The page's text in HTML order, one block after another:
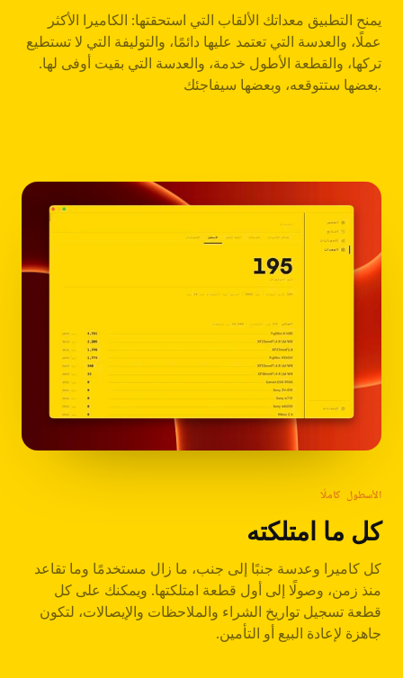
يمنح التطبيق معداتك الألقاب التي استحقتها: الكاميرا الأكثر
عملًا، والعدسة التي تعتمد عليها دائمًا، والتوليفة التي لا تستطيع
تركها، والقطعة الأطول خدمة، والعدسة التي بقيت أوفى لها.
الأسطول كاملًا
كل ما امتلكته
كل كاميرا وعدسة جنبًا إلى جنب، ما زال مستخدمًا وما تقاعد
منذ زمن، وصولًا إلى أول قطعة امتلكتها. ويمكنك على كل
قطعة تسجيل تواريخ الشراء والملاحظات والإيصالات، لتكون
جاهزة لإعادة البيع أو التأمين.